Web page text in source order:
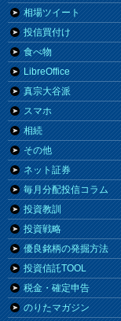
相場ツイート
投信買付け
食べ物
LibreOffice
真宗大谷派
スマホ
相続
その他
ネット証券
毎月分配投信コラム
投資教訓
投資戦略
優良銘柄の発掘方法
投資信託TOOL
税金・確定申告
のりたマガジン